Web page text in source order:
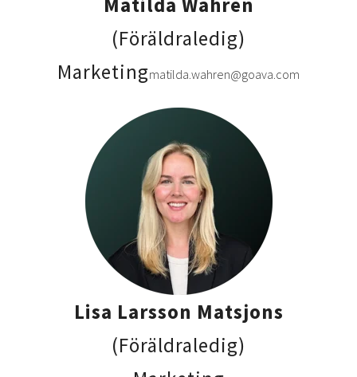
(Föräldraledig)
Marketingmatilda.wahren@goava.com
Lisa Larsson Matsjons
(Föräldraledig)